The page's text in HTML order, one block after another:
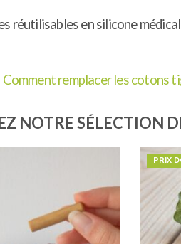
réutilisables en silicone
Comment remplacer les cotons
NOTRE SÉLECTION
PRIX